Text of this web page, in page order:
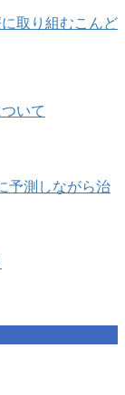
いて
予測しながら治